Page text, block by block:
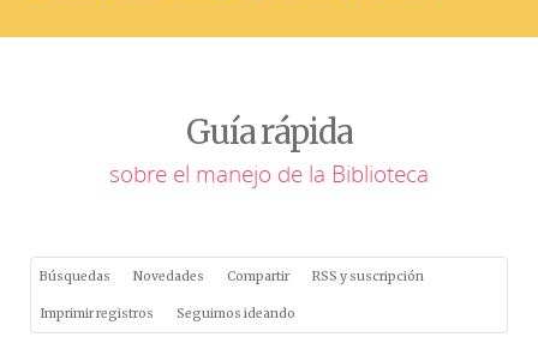
Guía rápida
sobre el manejo de la Biblioteca
Búsquedas Novedades Compartir RSS y suscripción
Imprimir registros Seguimos ideando